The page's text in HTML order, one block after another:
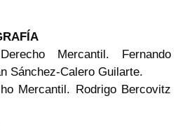
Mercantil. Fernando
Sánchez-Calero Guilarte.
Mercantil. Rodrigo Bercovitz